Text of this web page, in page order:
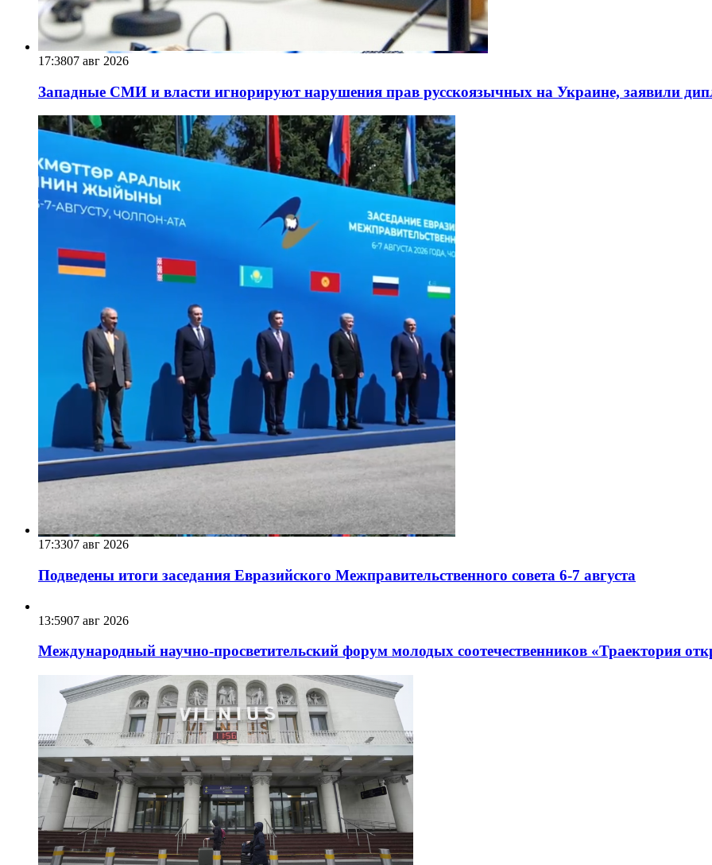
17:3807 авг 2026
Западные СМИ и власти игнорируют нарушения прав русскоязычных на Украине, заявили
17:3307 авг 2026
Подведены итоги заседания Евразийского Межправительственного совета 6-7 августа
13:5907 авг 2026
Международный научно-просветительский форум молодых соотечественников «Траектория